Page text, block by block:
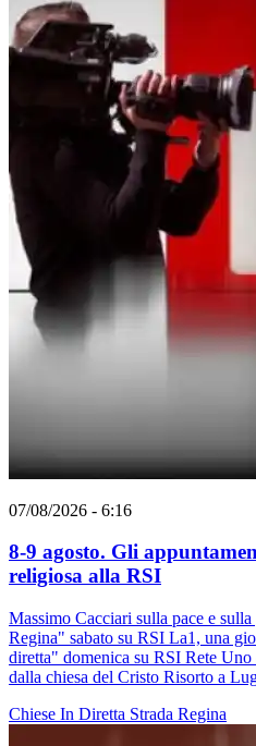
07/08/2026 - 6:16
8-9 agosto. Gli
religiosa alla RSI
Massimo Cacciari sulla pace e
Regina" sabato su RSI La1, una
diretta" domenica su RSI Rete Uno
dalla chiesa del Cristo Risorto a
Chiese In Diretta Strada Regina